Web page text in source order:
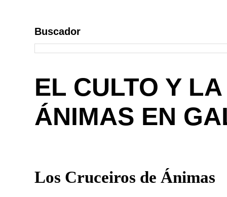
Buscador
EL CULTO Y
ÁNIMAS EN
Los Cruceiros de Ánimas